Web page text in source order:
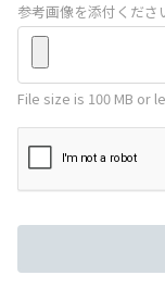
参考画像を添付くださ
File size is 100 MB or